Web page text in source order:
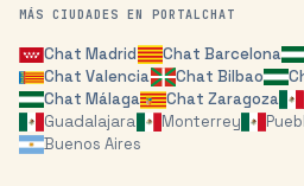
MÁS CIUDADES EN PORTALCHAT
ChatMadrid Chat Barcelona
ChatValencia Chat Bilbao
ChatMálaga Chat Zaragoza
Guadalajara
Monterrey
Buenos Aires